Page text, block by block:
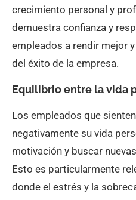
crecimiento personal y
demuestra confianza y
empleados a rendir mejor
del éxito de la empresa.
Equilibrio entre la vida
Los empleados que
negativamente su vida
motivación y buscar
Esto es particularmente
donde el estrés y la